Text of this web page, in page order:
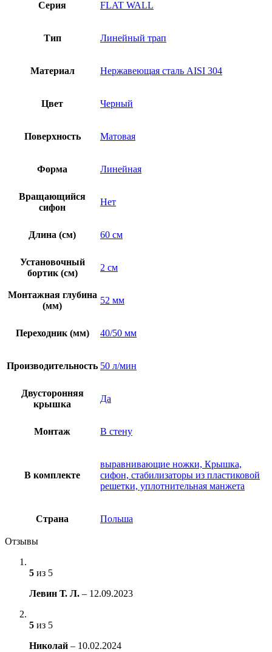
Серия FLAT WALL
Тип Линейный трап
Материал Нержавеющая сталь AISI 304
Цвет Черный
Поверхность Матовая
Форма Линейная
Вращающийся
сифон
Нет
Длина (см) 60 см
Установочный
бортик (см)
2 см
Монтажная глубина
(мм)
52 мм
Переходник (мм) 40/50 мм
Производительность 50 л/мин
Двусторонняя
крышка
Да
Монтаж В стену
В комплекте
выравнивающие ножки, Крышка,
сифон, стабилизаторы из пластиковой
решетки, уплотнительная манжета
Страна Польша
Отзывы
5 из 5
Левин Т. Л. – 12.09.2023
5 из 5
Николай – 10.02.2024